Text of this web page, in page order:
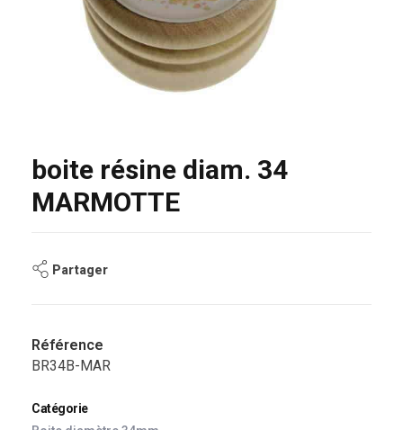
boite résine diam. 34
MARMOTTE
Partager
Référence
BR34B-MAR
Catégorie